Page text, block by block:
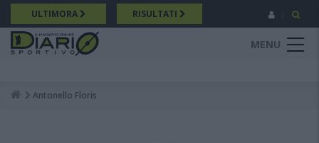
Salta
al
contenuto
principale
ULTIMORA RISULTATI
MENU
Breadcrumb
Antonello Floris